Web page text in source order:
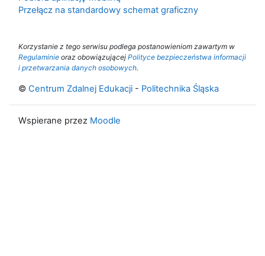
Przełącz na standardowy schemat graficzny
Korzystanie z tego serwisu podlega postanowieniom zawartym w
Regulaminie oraz obowiązującej Polityce bezpieczeństwa informacji
i przetwarzania danych osobowych.
© Centrum Zdalnej Edukacji - Politechnika Śląska
Wspierane przez Moodle